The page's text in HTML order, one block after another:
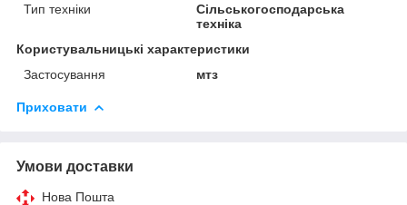
Тип техніки
Сільськогосподарська
техніка
Користувальницькі характеристики
Застосування
мтз
Приховати
Умови доставки
Нова Пошта